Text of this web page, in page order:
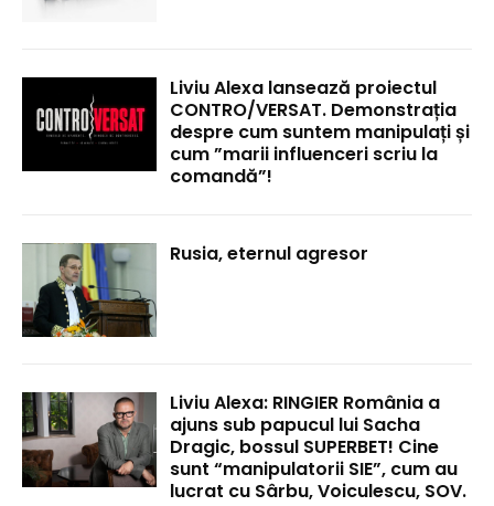
Liviu Alexa lansează proiectul
CONTRO/VERSAT. Demonstrația
despre cum suntem manipulați și
cum ”marii influenceri scriu la
comandă”!
Rusia, eternul agresor
Liviu Alexa: RINGIER România a
ajuns sub papucul lui Sacha
Dragic, bossul SUPERBET! Cine
sunt “manipulatorii SIE”, cum au
lucrat cu Sârbu, Voiculescu, SOV.